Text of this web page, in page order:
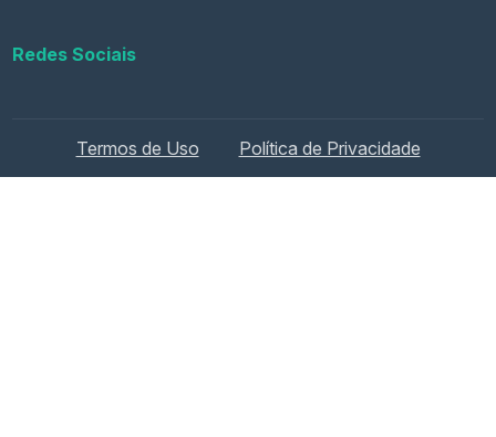
Redes Sociais
Termos de Uso Política de Privacidade